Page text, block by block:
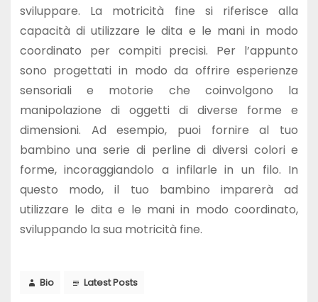
sviluppare. La motricità fine si riferisce alla
capacità di utilizzare le dita e le mani in modo
coordinato per compiti precisi. Per l’appunto
sono progettati in modo da offrire esperienze
sensoriali e motorie che coinvolgono la
manipolazione di oggetti di diverse forme e
dimensioni. Ad esempio, puoi fornire al tuo
bambino una serie di perline di diversi colori e
forme, incoraggiandolo a infilarle in un filo. In
questo modo, il tuo bambino imparerà ad
utilizzare le dita e le mani in modo coordinato,
sviluppando la sua motricità fine.
Bio Latest Posts